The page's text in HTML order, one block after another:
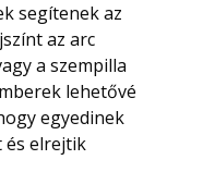
segítenek az
az arc
a szempilla
lehetővé
egyedinek
és elrejtik